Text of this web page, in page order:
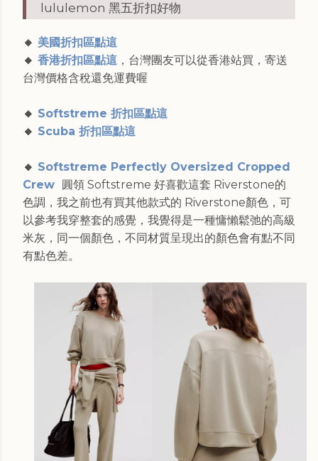
lululemon 黑五折扣好物
🔸 美國折扣區點這
🔸 香港折扣區點這 ，台灣團友可以從香港站買，寄送
台灣價格含稅還免運費喔
🔸 Softstreme 折扣區點這
🔸 Scuba 折扣區點這
🔸 Softstreme Perfectly Oversized Cropped
Crew 圓領 Softstreme 好喜歡這套 Riverstone的
色調，我之前也有買其他款式的 Riverstone顏色，可
以參考我穿整套的感覺，我覺得是一種慵懶鬆弛的高級
米灰，同一個顏色，不同材質呈現出的顏色會有點不同
有點色差。